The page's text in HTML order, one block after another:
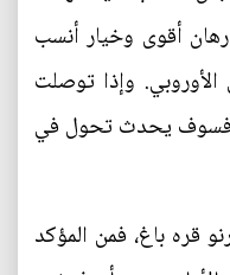
رهان أقوى وخيار أنسب
الأوروبي. وإذا توصلت
فسوف يحدث تحول في
قره باغ، فمن المؤكد